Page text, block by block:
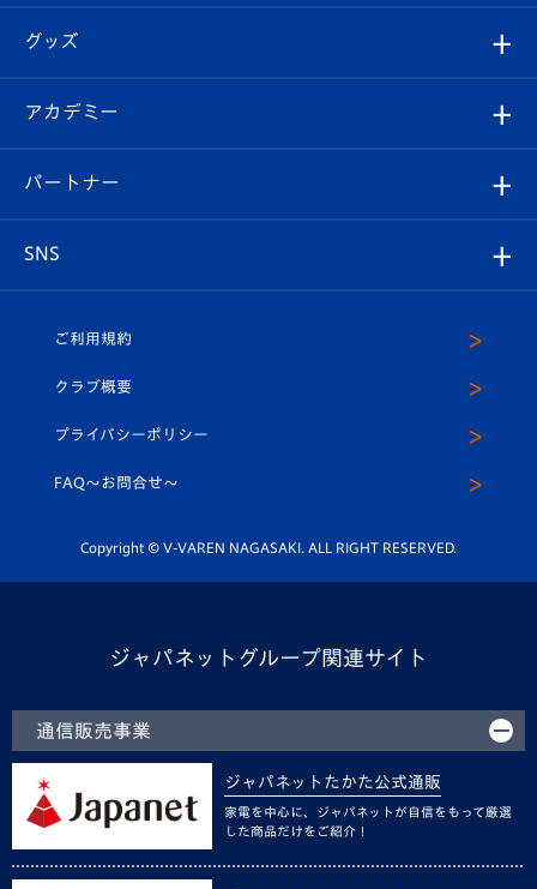
チケット
イベント
メディア
ホームタウン
スタッフプロフィール
マスコット紹介
平和祈念活動
ホームタウン活動
はじめての観戦ガイド
Revive Team
ヴィヴィくんの長崎おもてなしガイド
フォトギャラリー
スタジアムグルメ
チケット
V-LOVERS（ファンクラブ）
プレイヤーズスイート
グッズ
オンラインショップ
店舗情報
アカデミー
育成からのお知らせ
U-18
スクール
パートナー
SNS
ヴィヴィくんインスタグラム
公式LINE＠
ご利用規約
クラブ概要
プライバシーポリシー
FAQ〜お問合せ〜
Copyright © V-VAREN NAGASAKI. ALL RIGHT RESERVED.
ジャパネットグループ関連サイト
通信販売事業
ジャパネットたかた公式通販
家電を中心に、ジャパネットが自信をもって厳選
した商品だけをご紹介！